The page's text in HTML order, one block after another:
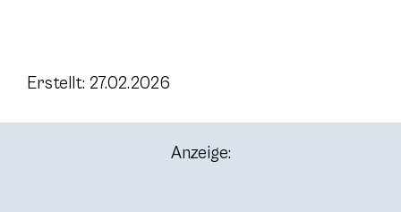
Erstellt: 27.02.2026
Anzeige: